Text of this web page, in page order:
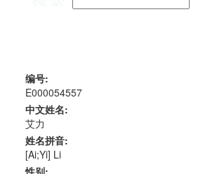
编号:
E000054557
中文姓名:
艾力
姓名拼音:
[Ai;Yi] Li
性别: